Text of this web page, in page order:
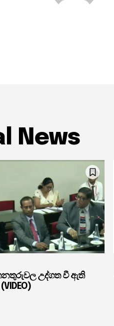
News
උද්ගත වී ඇති